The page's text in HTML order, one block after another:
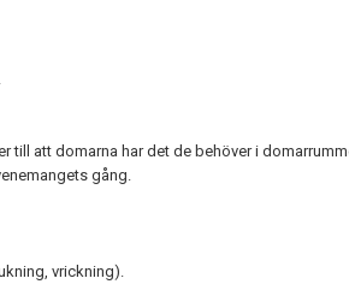
till att domarna har det de behöver i
gång.
vrickning).